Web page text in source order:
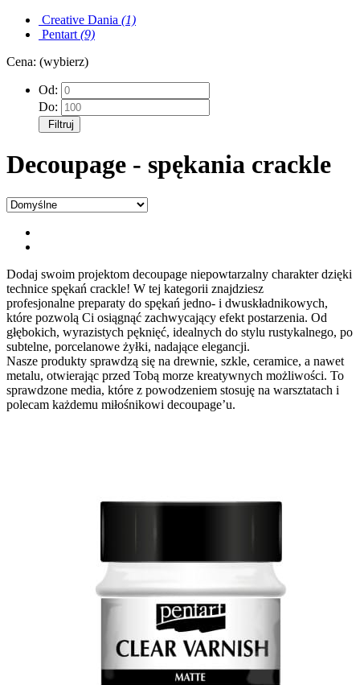
Creative Dania (1)
Pentart (9)
Cena: (wybierz)
Od:
Do:
Filtruj
Decoupage - spękania crackle
Dodaj swoim projektom decoupage niepowtarzalny charakter dzięki
technice spękań crackle! W tej kategorii znajdziesz
profesjonalne preparaty do spękań jedno- i dwuskładnikowych,
które pozwolą Ci osiągnąć zachwycający efekt postarzenia. Od
głębokich, wyrazistych pęknięć, idealnych do stylu rustykalnego, po
subtelne, porcelanowe żyłki, nadające elegancji.
Nasze produkty sprawdzą się na drewnie, szkle, ceramice, a nawet
metalu, otwierając przed Tobą morze kreatywnych możliwości. To
sprawdzone media, które z powodzeniem stosuję na warsztatach i
polecam każdemu miłośnikowi decoupage’u.